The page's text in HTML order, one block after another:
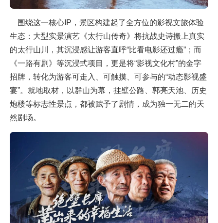
围绕这一核心IP，景区构建起了全方位的影视文旅体验
生态：大型实景演艺《太行山传奇》将抗战史诗搬上真实
的太行山川，其沉浸感让游客直呼“比看电影还过瘾”；而
《一路有剧》等沉浸式项目，更是将“影视文化村”的金字
招牌，转化为游客可走入、可触摸、可参与的“动态影视盛
宴”。就地取材，以群山为幕，挂壁公路、郭亮天池、历史
炮楼等标志性景点，都被赋予了剧情，成为独一无二的天
然剧场。